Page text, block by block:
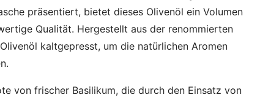
präsentiert, bietet dieses Olivenöl ein Volumen
Qualität. Hergestellt aus der renommierten
kaltgepresst, um die natürlichen Aromen
von frischer Basilikum, die durch den Einsatz von